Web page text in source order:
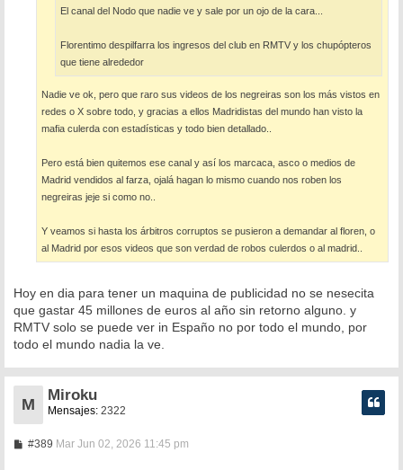
El canal del Nodo que nadie ve y sale por un ojo de la cara...
Florentimo despilfarra los ingresos del club en RMTV y los chupópteros
que tiene alrededor
Nadie ve ok, pero que raro sus videos de los negreiras son los más vistos en
redes o X sobre todo, y gracias a ellos Madridistas del mundo han visto la
mafia culerda con estadísticas y todo bien detallado..
Pero está bien quitemos ese canal y así los marcaca, asco o medios de
Madrid vendidos al farza, ojalá hagan lo mismo cuando nos roben los
negreiras jeje si como no..
Y veamos si hasta los árbitros corruptos se pusieron a demandar al floren, o
al Madrid por esos videos que son verdad de robos culerdos o al madrid..
Hoy en dia para tener un maquina de publicidad no se nesecita
que gastar 45 millones de euros al año sin retorno alguno. y
RMTV solo se puede ver in Españo no por todo el mundo, por
todo el mundo nadia la ve.
M
Miroku
Mensajes: 2322
#389MMar Jun 02, 2026 11:45 pm